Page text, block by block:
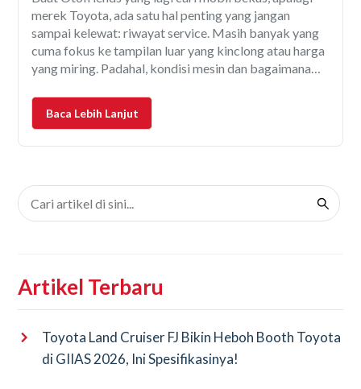
merek Toyota, ada satu hal penting yang jangan
sampai kelewat: riwayat service. Masih banyak yang
cuma fokus ke tampilan luar yang kinclong atau harga
yang miring. Padahal, kondisi mesin dan bagaimana
di sinilah riwayat service jadi “kunci rahasia” buat
Baca Lebih Lanjut
Artikel Terbaru
Toyota Land Cruiser FJ Bikin Heboh Booth Toyota
di GIIAS 2026, Ini Spesifikasinya!